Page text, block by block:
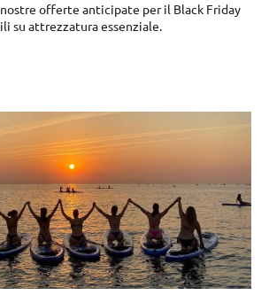
nostre offerte anticipate per il Black Friday
su attrezzatura essenziale.